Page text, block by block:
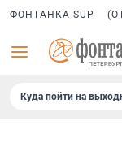
ФОНТАНКА SUP
Куда пойти на